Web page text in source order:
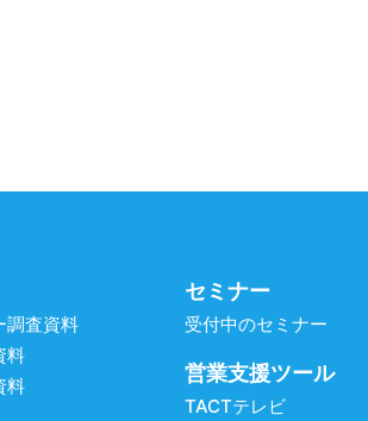
調査資料
料
料
セミナー
受付中のセミナー
営業支援ツール
TACTテレビ